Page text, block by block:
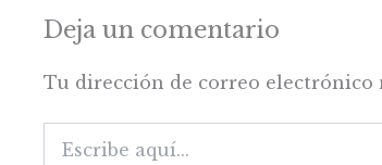
Deja un comentario
Tu dirección de correo electrónico
aquí...